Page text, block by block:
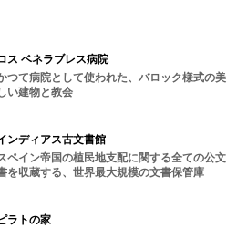
ス ベネラブレス病院
つて病院として使われた、バロック様式の美
い建物と教会
ンディアス古文書館
ペイン帝国の植民地支配に関する全ての公文
を収蔵する、世界最大規模の文書保管庫
ラトの家